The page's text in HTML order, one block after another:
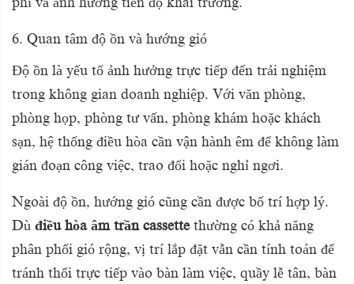
6. Quan tâm độ ồn và hướng gió
Độ ồn là yếu tố ảnh hưởng trực tiếp đến trải nghiệm
trong không gian doanh nghiệp. Với văn phòng,
phòng họp, phòng tư vấn, phòng khám hoặc khách
sạn, hệ thống điều hòa cần vận hành êm để không làm
gián đoạn công việc, trao đổi hoặc nghỉ ngơi.
Ngoài độ ồn, hướng gió cũng cần được bố trí hợp lý.
Dù điều hòa âm trần cassettethường có khả năng
phân phối gió rộng, vị trí lắp đặt vẫn cần tính toán để
tránh thổi trực tiếp vào bàn làm việc, quầy lễ tân, bàn